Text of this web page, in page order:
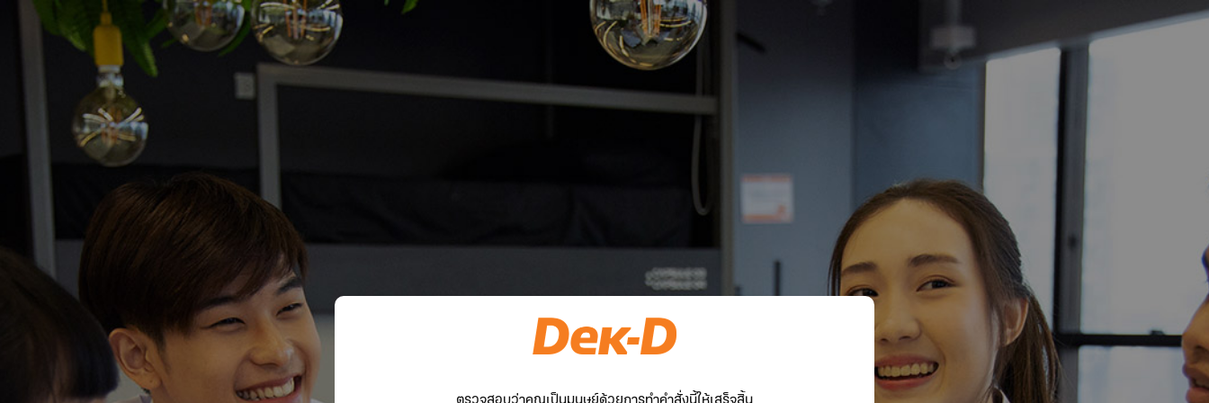
ตรวจสอบว่าคุณเป็นมนุษย์ด้วยการทำคำสั่งนี้ให้เสร็จสิ้น